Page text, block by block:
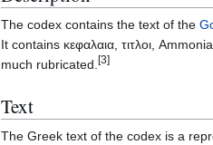
The codex contains the text of the
It contains κεφαλαια, τιτλοι,
much rubricated. [3]
Text
The Greek text of the codex is a